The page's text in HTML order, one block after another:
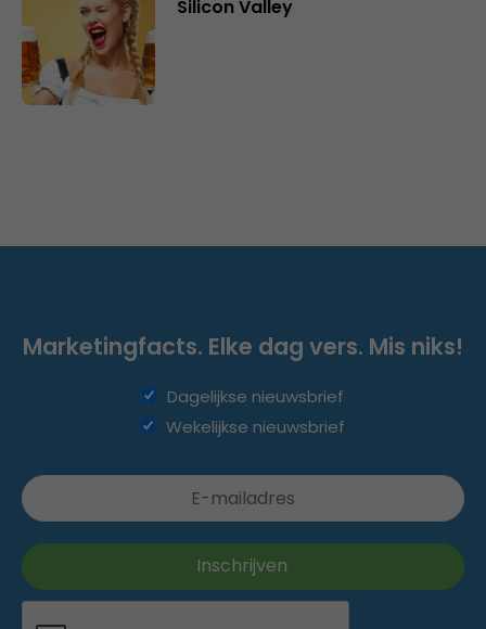
Silicon Valley
Marketingfacts. Elke dag vers. Mis niks!
Dagelijkse nieuwsbrief
Wekelijkse nieuwsbrief